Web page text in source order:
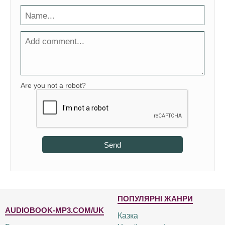
Are you not a robot?
Send
AUDIOBOOK-MP3.COM/UK
ПОПУЛЯРНІ ЖАНРИ
Казка